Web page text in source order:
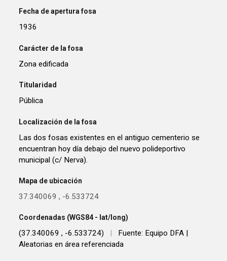
Fecha de apertura fosa
1936
Carácter de la fosa
Zona edificada
Titularidad
Pública
Localización de la fosa
Las dos fosas existentes en el antiguo cementerio se
encuentran hoy día debajo del nuevo polideportivo
municipal (c/ Nerva).
Mapa de ubicación
37.340069 , -6.533724
Coordenadas (WGS84 - lat/long)
(37.340069 , -6.533724)
Fuente: Equipo DFA |
Aleatorias en área referenciada